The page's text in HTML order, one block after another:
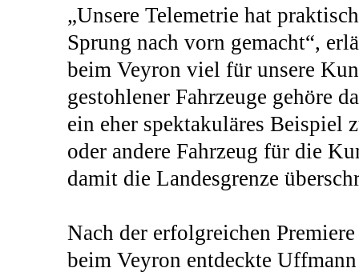
„Unsere Telemetrie hat
Sprung nach vorn gemacht“,
beim Veyron viel für unsere
gestohlener Fahrzeuge gehöre
ein eher spektakuläres Beispiel
oder andere Fahrzeug für die
damit die Landesgrenze
Nach der erfolgreichen
beim Veyron entdeckte